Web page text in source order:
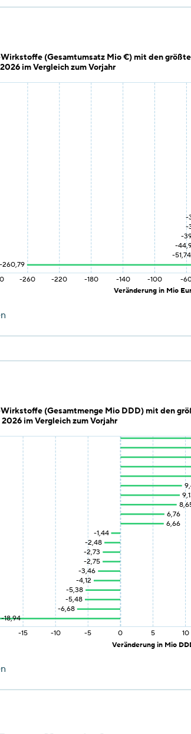
Veränderung in Mio
-260 -220 -180 -140 -100 -
-
-
-
-
-51,74
-260,79
(Gesamtumsatz Mio €) mit den
im Vergleich zum Vorjahr
Veränderung in Mio
-15 -10 -5 0 5 10
6,76
6,66
-1,44
-2,48
-2,73
-2,75
-3,46
-4,12
-5,38
-5,48
-6,68
-18,94
(Gesamtmenge Mio DDD) mit den
im Vergleich zum Vorjahr